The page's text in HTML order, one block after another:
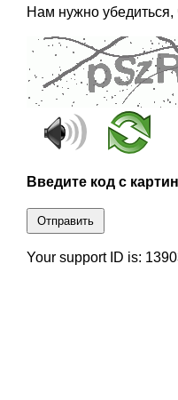
Нам нужно убедиться,
Введите код с
Отправить
Your support ID is: